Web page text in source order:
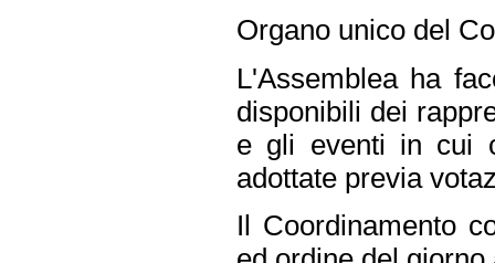
Organo unico del
L'Assemblea ha
disponibili dei
e gli eventi in cui
adottate previa
Il Coordinamento